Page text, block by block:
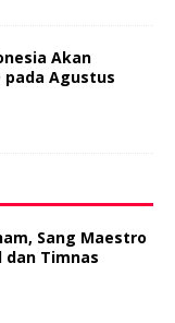
Akan
pada Agustus
Sang Maestro
dan Timnas